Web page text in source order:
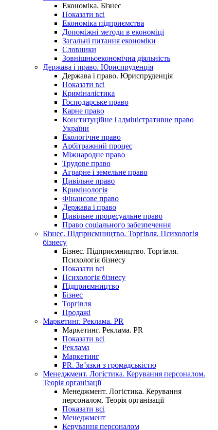
Економіка. Бізнес
Показати всі
Економіка підприємства
Допоміжні методи в економіці
Загальні питання економіки
Словники
Зовнішньоекономічна діяльність
Держава і право. Юриспруденція
Держава і право. Юриспруденція
Показати всі
Криміналістика
Господарське право
Карне право
Конституційне і адміністративне право
України
Екологічне право
Арбітражний процес
Міжнародне право
Трудове право
Аграрне і земельне право
Цивільне право
Кримінологія
Фінансове право
Держава і право
Цивільне процесуальне право
Право соціального забезпечення
Бізнес. Підприємництво. Торгівля. Психологія
бізнесу
Бізнес. Підприємництво. Торгівля.
Психологія бізнесу
Показати всі
Психологія бізнесу
Підприємництво
Бізнес
Торгівля
Продажі
Маркетинг. Реклама. PR
Маркетинг. Реклама. PR
Показати всі
Реклама
Маркетинг
PR. Зв’язки з громадськістю
Менеджмент. Логістика. Керування персоналом.
Теорія організації
Менеджмент. Логістика. Керування
персоналом. Теорія організації
Показати всі
Менеджмент
Керування персоналом